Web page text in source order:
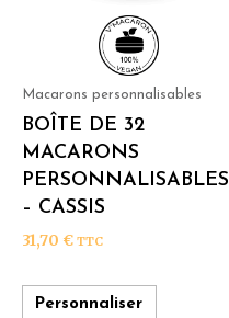
Macarons personnalisables
BOÎTE DE 32
MACARONS
PERSONNALISABLES
– CASSIS
31,70 € TTC
Personnaliser